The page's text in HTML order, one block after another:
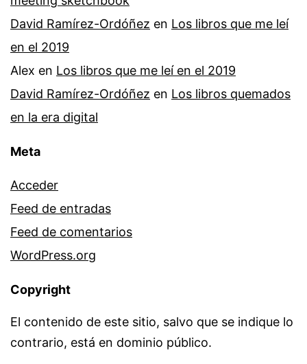
David Ramírez-Ordóñez en Los libros que me leí
en el 2019
Alex en Los libros que me leí en el 2019
David Ramírez-Ordóñez en Los libros quemados
en la era digital
Meta
Acceder
Feed de entradas
Feed de comentarios
WordPress.org
Copyright
El contenido de este sitio, salvo que se indique lo
contrario, está en dominio público.